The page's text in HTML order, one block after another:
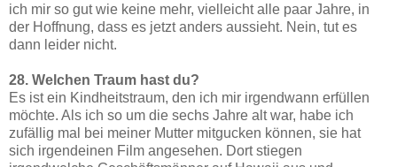
ich mir so gut wie keine mehr, vielleicht alle paar Jahre, in
der Hoffnung, dass es jetzt anders aussieht. Nein, tut es
dann leider nicht.
28. Welchen Traum hast du?
Es ist ein Kindheitstraum, den ich mir irgendwann erfüllen
möchte. Als ich so um die sechs Jahre alt war, habe ich
zufällig mal bei meiner Mutter mitgucken können, sie hat
sich irgendeinen Film angesehen. Dort stiegen